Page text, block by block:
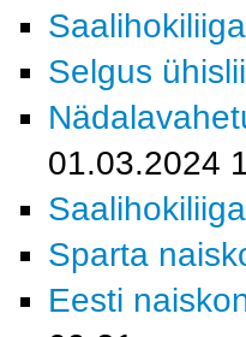
Selgus
01.03.2024
Sparta
Eesti